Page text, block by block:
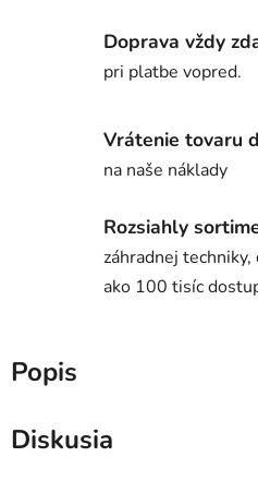
Doprava vždy
pri platbe vopred.
Vrátenie tovaru
na naše náklady
Rozsiahly
záhradnej
ako 100 tisíc
Popis
Diskusia